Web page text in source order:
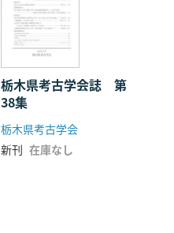
栃木県考古学会誌 第
38集
栃木県考古学会
新刊 在庫なし